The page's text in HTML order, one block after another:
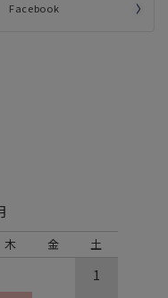
Facebook
木 金 土
1